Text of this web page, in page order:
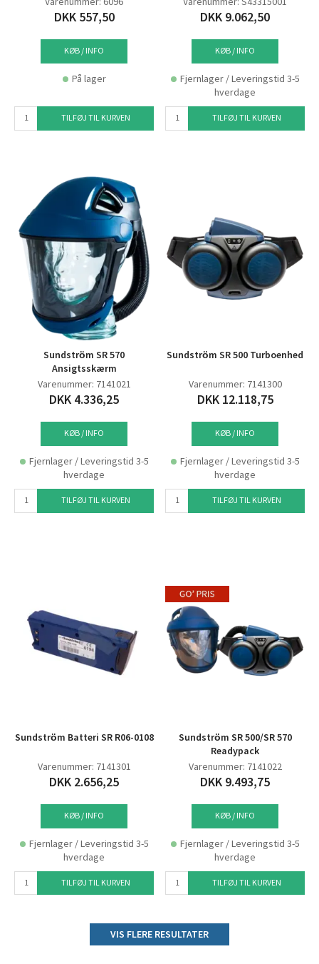
DKK 557,50
KØB / INFO
På lager
TILFØJ TIL KURVEN
DKK 9.062,50
KØB / INFO
Fjernlager / Leveringstid 3-5
hverdage
TILFØJ TIL KURVEN
Sundström SR 570
Ansigtsskærm
Varenummer: 7141021
DKK 4.336,25
KØB / INFO
Fjernlager / Leveringstid 3-5
hverdage
TILFØJ TIL KURVEN
Sundström SR 500 Turboenhed
Varenummer: 7141300
DKK 12.118,75
KØB / INFO
Fjernlager / Leveringstid 3-5
hverdage
TILFØJ TIL KURVEN
Sundström Batteri SR R06-0108
Varenummer: 7141301
DKK 2.656,25
KØB / INFO
Fjernlager / Leveringstid 3-5
hverdage
TILFØJ TIL KURVEN
Sundström SR 500/SR 570
Readypack
Varenummer: 7141022
DKK 9.493,75
KØB / INFO
Fjernlager / Leveringstid 3-5
hverdage
TILFØJ TIL KURVEN
VIS FLERE RESULTATER